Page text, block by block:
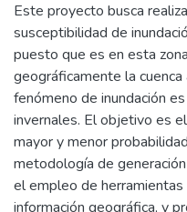
Este proyecto busca
susceptibilidad de
puesto que es en esta
geográficamente la
fenómeno de inundación
invernales. El objetivo es
mayor y menor
metodología de
el empleo de
información geográfica, y